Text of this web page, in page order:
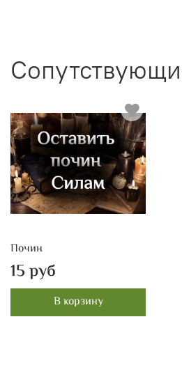
Почин
15 руб
В корзину